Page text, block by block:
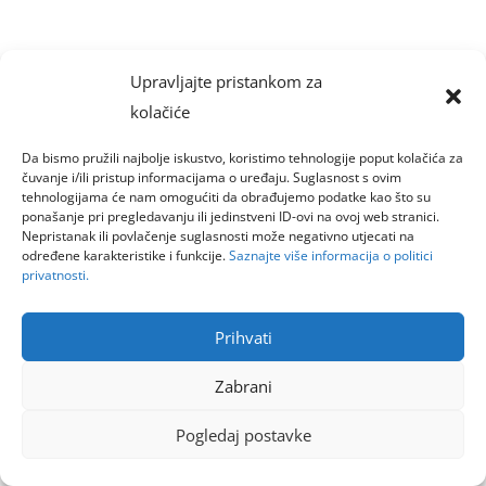
Upravljajte pristankom za
kolačiće
Da bismo pružili najbolje iskustvo, koristimo tehnologije poput kolačića za
čuvanje i/ili pristup informacijama o uređaju. Suglasnost s ovim
tehnologijama će nam omogućiti da obrađujemo podatke kao što su
ponašanje pri pregledavanju ili jedinstveni ID-ovi na ovoj web stranici.
Nepristanak ili povlačenje suglasnosti može negativno utjecati na
određene karakteristike i funkcije.Saznajte više informacija o politici
privatnosti.
Prihvati
Zabrani
Pogledaj postavke